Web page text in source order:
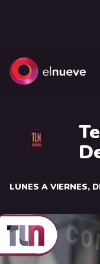
LUNES A VIERNES,